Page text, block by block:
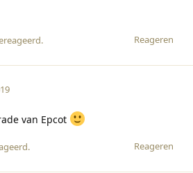
Reageren
.
van Epcot
Reageren
.